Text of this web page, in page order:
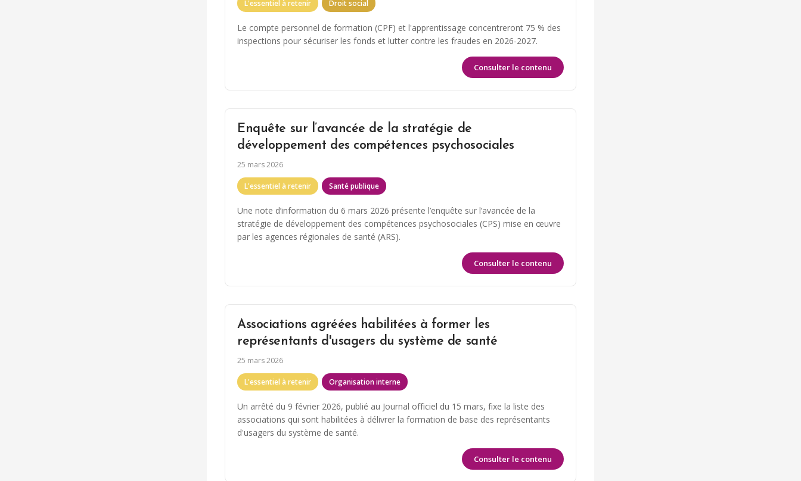
L'essentiel à retenir Droit social
Le compte personnel de formation (CPF) et l'apprentissage concentreront 75 % des
inspections pour sécuriser les fonds et lutter contre les fraudes en 2026-2027.
Consulter le contenu
Enquête sur l’avancée de la stratégie de
développement des compétences psychosociales
25 mars 2026
L'essentiel à retenir Santé publique
Une note d’information du 6 mars 2026 présente l’enquête sur l’avancée de la
stratégie de développement des compétences psychosociales (CPS) mise en œuvre
par les agences régionales de santé (ARS).
Consulter le contenu
Associations agréées habilitées à former les
représentants d'usagers du système de santé
25 mars 2026
L'essentiel à retenir Organisation interne
Un arrêté du 9 février 2026, publié au Journal officiel du 15 mars, fixe la liste des
associations qui sont habilitées à délivrer la formation de base des représentants
d'usagers du système de santé.
Consulter le contenu